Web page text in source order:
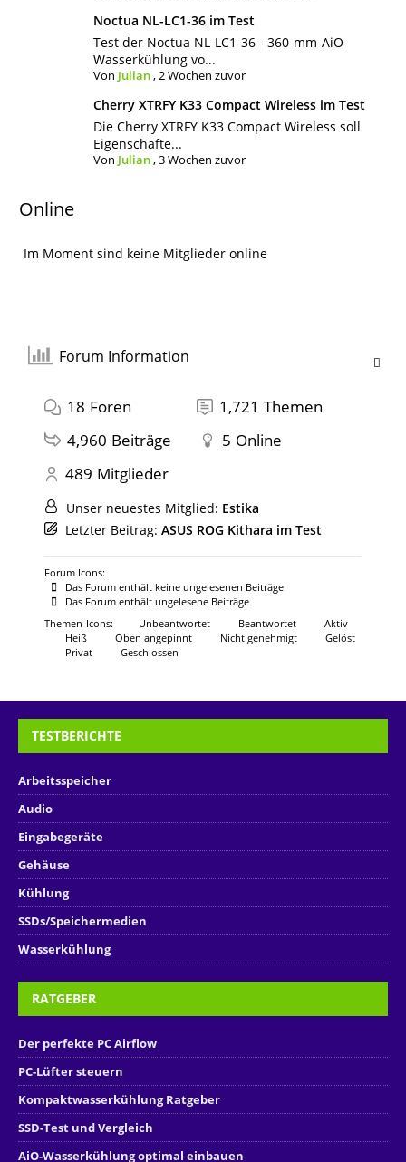
Noctua NL-LC1-36 im Test
Test der Noctua NL-LC1-36 - 360-mm-AiO-
Wasserkühlung vo...
Von Julian,2 Wochen zuvor
Cherry XTRFY K33 Compact Wireless im Test
Die Cherry XTRFY K33 Compact Wireless soll
Eigenschafte...
Von Julian,3 Wochen zuvor
Online
Im Moment sind keine Mitglieder online
Forum Information
18 Foren 1,721 Themen
4,960 Beiträge 5 Online
489 Mitglieder
Unser neuestes Mitglied: Estika
Letzter Beitrag: ASUS ROG Kithara im Test
Forum Icons:
Das Forum enthält keine ungelesenen Beiträge
Das Forum enthält ungelesene Beiträge
Themen-Icons:
Unbeantwortet Beantwortet
Aktiv
Heiß
Oben angepinnt Nicht genehmigt
Gelöst
Privat
Geschlossen
TESTBERICHTE
Arbeitsspeicher
Audio
Eingabegeräte
Gehäuse
Kühlung
SSDs/Speichermedien
Wasserkühlung
RATGEBER
Der perfekte PC Airflow
PC-Lüfter steuern
Kompaktwasserkühlung Ratgeber
SSD-Test und Vergleich
AiO-Wasserkühlung optimal einbauen